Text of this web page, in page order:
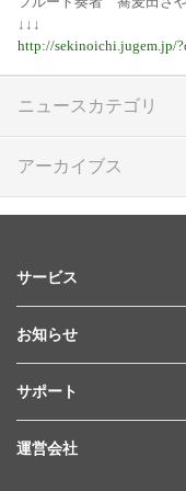
↓↓↓
http://sekinoichi.jugem.jp/
ニュースカテゴリ
アーカイブス
サービス
お知らせ
サポート
運営会社